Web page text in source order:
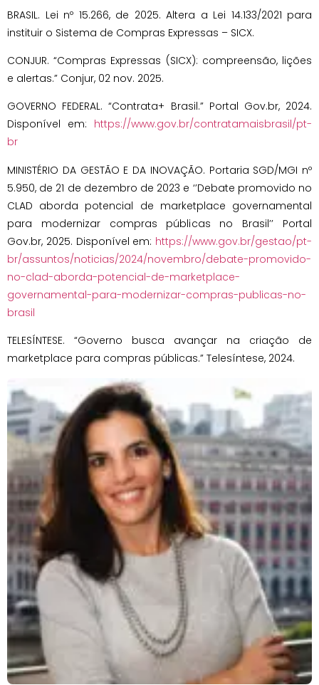
BRASIL. Lei nº 15.266, de 2025. Altera a Lei 14.133/2021 para
instituir o Sistema de Compras Expressas – SICX.
CONJUR. “Compras Expressas (SICX): compreensão, lições
e alertas.” Conjur, 02 nov. 2025.
GOVERNO FEDERAL. “Contrata+ Brasil.” Portal Gov.br, 2024.
Disponível em: https://www.gov.br/contratamaisbrasil/pt-
br
MINISTÉRIO DA GESTÃO E DA INOVAÇÃO. Portaria SGD/MGI nº
5.950, de 21 de dezembro de 2023 e ‘’Debate promovido no
CLAD aborda potencial de marketplace governamental
para modernizar compras públicas no Brasil’’ Portal
Gov.br, 2025. Disponível em: https://www.gov.br/gestao/pt-
br/assuntos/noticias/2024/novembro/debate-promovido-
no-clad-aborda-potencial-de-marketplace-
governamental-para-modernizar-compras-publicas-no-
brasil
TELESÍNTESE. “Governo busca avançar na criação de
marketplace para compras públicas.” Telesíntese, 2024.